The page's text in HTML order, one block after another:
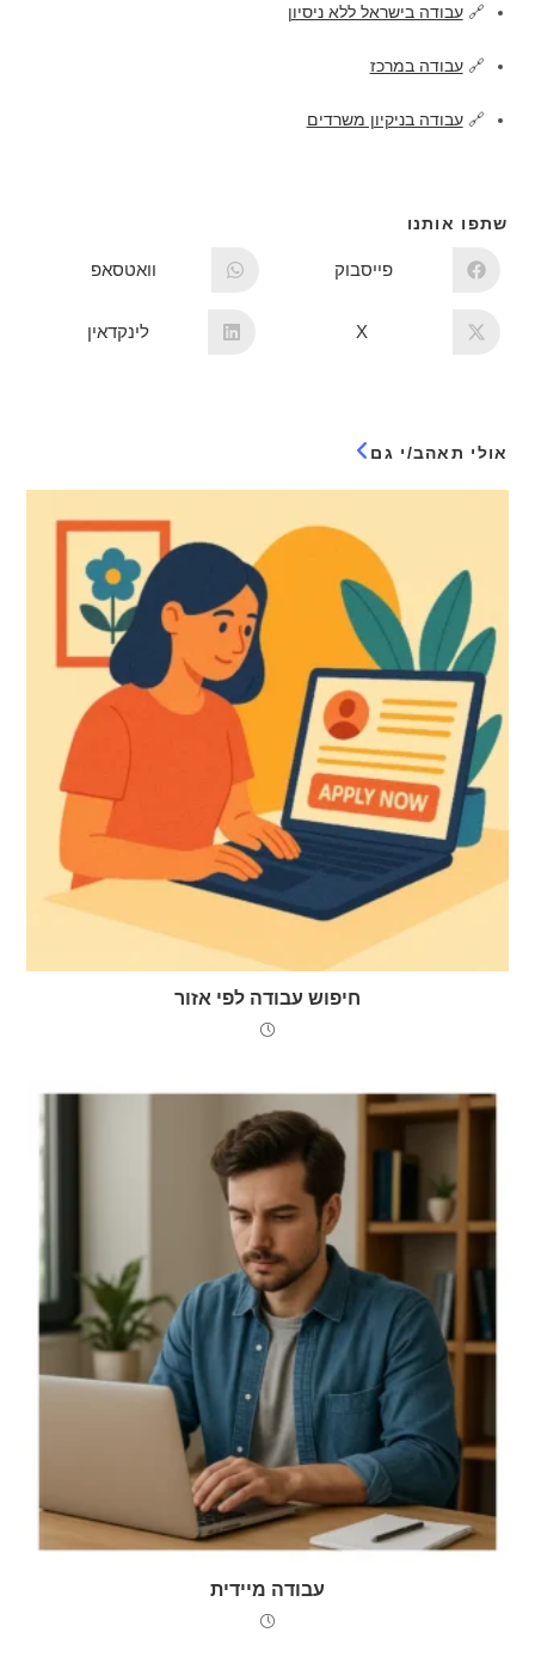
🔗עבודה בישראל ללא ניסיון
🔗עבודה במרכז
🔗עבודה בניקיון משרדים
שתפו אותנו
פייסבוק וואטסאפ
X לינקדאין
אולי תאהב/י גם
חיפוש עבודה לפי אזור
עבודה מיידית